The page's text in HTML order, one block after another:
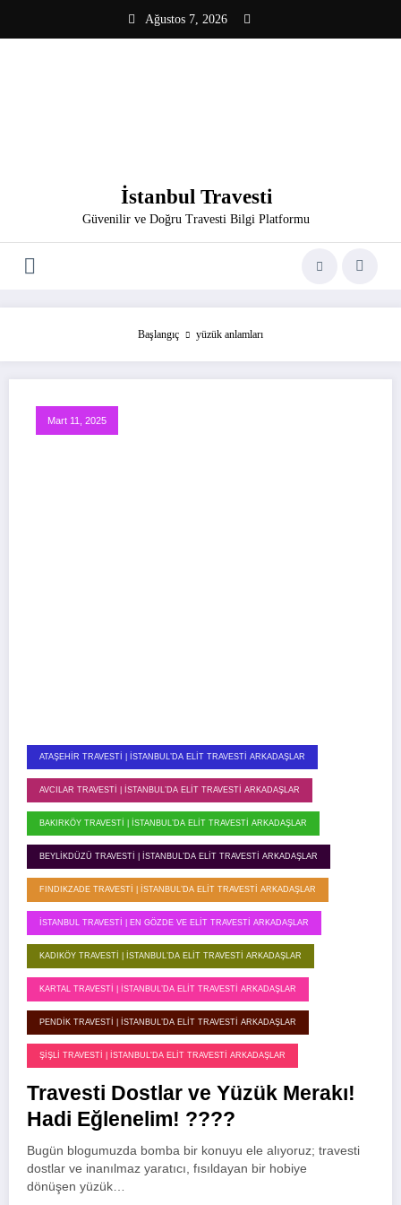
Ağustos 7, 2026
İstanbul Travesti
Güvenilir ve Doğru Travesti Bilgi Platformu
Başlangıç yüzük anlamları
Mart 11, 2025
ATAŞEHIR TRAVESTI | İSTANBUL’DA ELIT TRAVESTI ARKADAŞLAR
AVCILAR TRAVESTI | İSTANBUL’DA ELIT TRAVESTI ARKADAŞLAR
BAKIRKÖY TRAVESTI | İSTANBUL’DA ELIT TRAVESTI ARKADAŞLAR
BEYLIKDÜZÜ TRAVESTI | İSTANBUL’DA ELIT TRAVESTI ARKADAŞLAR
FINDIKZADE TRAVESTI | İSTANBUL’DA ELIT TRAVESTI ARKADAŞLAR
İSTANBUL TRAVESTI | EN GÖZDE VE ELIT TRAVESTI ARKADAŞLAR
KADIKÖY TRAVESTI | İSTANBUL’DA ELIT TRAVESTI ARKADAŞLAR
KARTAL TRAVESTI | İSTANBUL’DA ELIT TRAVESTI ARKADAŞLAR
PENDIK TRAVESTI | İSTANBUL’DA ELIT TRAVESTI ARKADAŞLAR
ŞIŞLI TRAVESTI | İSTANBUL'DA ELIT TRAVESTI ARKADAŞLAR
Travesti Dostlar ve Yüzük Merakı!
Hadi Eğlenelim! ????
Bugün blogumuzda bomba bir konuyu ele alıyoruz; travesti
dostlar ve inanılmaz yaratıcı, fısıldayan bir hobiye
dönüşen yüzük…